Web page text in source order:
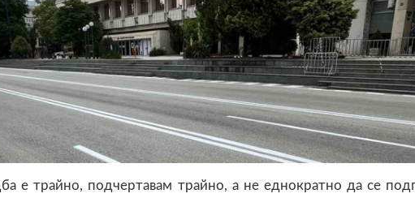
е трайно, подчертавам трайно, а не еднократно да се